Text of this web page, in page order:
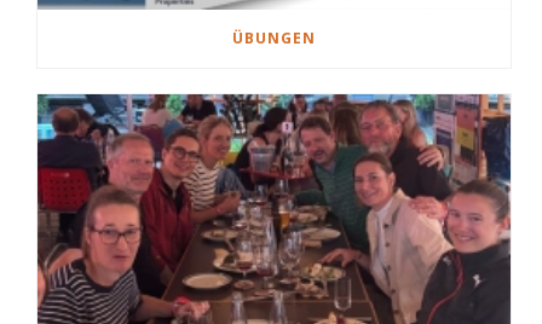
ÜBUNGEN